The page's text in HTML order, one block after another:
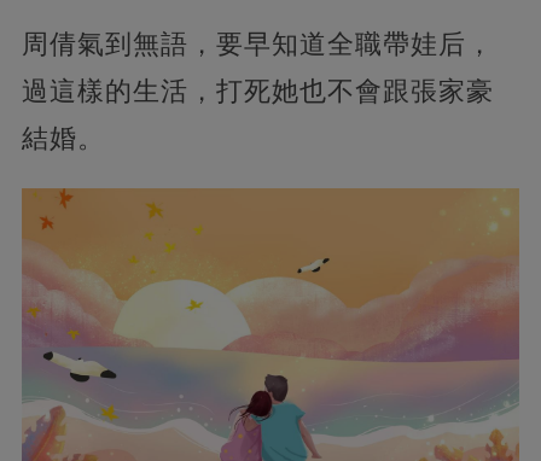
周倩氣到無語，要早知道全職帶娃后，
過這樣的生活，打死她也不會跟張家豪
結婚。